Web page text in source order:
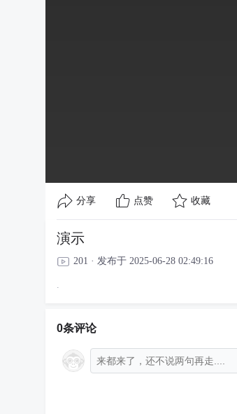
分享 点赞 收藏
演示
201 · 发布于 2025-06-28 02:49:16
.
0条评论